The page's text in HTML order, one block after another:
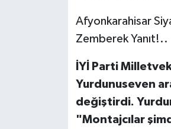
Afyonkarahisar
Zemberek Yanıt!..
İYİ Parti
Yurdunuseven
değiştirdi.
"Montajcılar